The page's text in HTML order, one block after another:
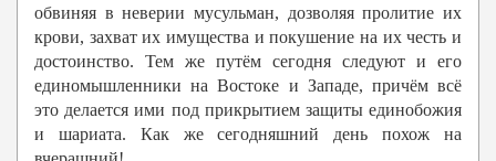
обвиняя в неверии мусульман, дозволяя пролитие их
крови, захват их имущества и покушение на их честь и
достоинство. Тем же путём сегодня следуют и его
единомышленники на Востоке и Западе, причём всё
это делается ими под прикрытием защиты единобожия
и шариата. Как же сегодняшний день похож на